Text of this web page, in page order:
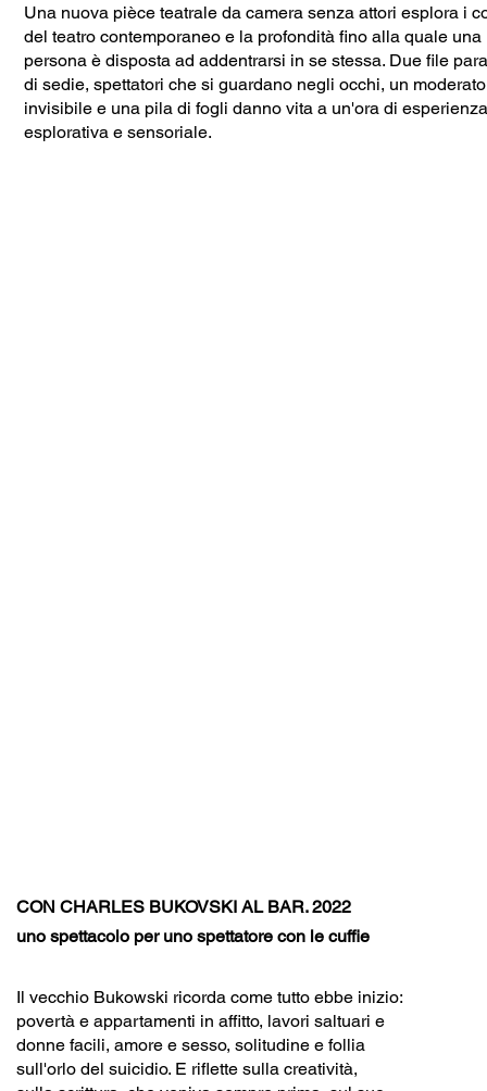
Una nuova pièce teatrale da camera senza attori esplora i
del teatro contemporaneo e la profondità fino alla quale una
persona è disposta ad addentrarsi in se stessa. Due file
di sedie, spettatori che si guardano negli occhi, un
invisibile e una pila di fogli danno vita a un'ora di esperienza
esplorativa e sensoriale.
CON CHARLES BUKOVSKI AL BAR. 2022
uno spettacolo per uno spettatore con le cuffie
Il vecchio Bukowski ricorda come tutto ebbe inizio:
povertà e appartamenti in affitto, lavori saltuari e
donne facili, amore e sesso, solitudine e follia
sull'orlo del suicidio. E riflette sulla creatività,